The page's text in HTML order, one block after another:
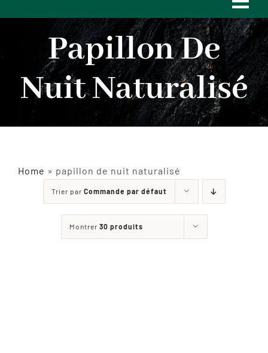
ACCUEIL
INSECTES NATURALISÉS
CURIOSITÉS
Papillon De
Nuit Naturalisé
Home » papillon de nuit naturalisé
Trier par Commande par défaut
Montrer 30 produits